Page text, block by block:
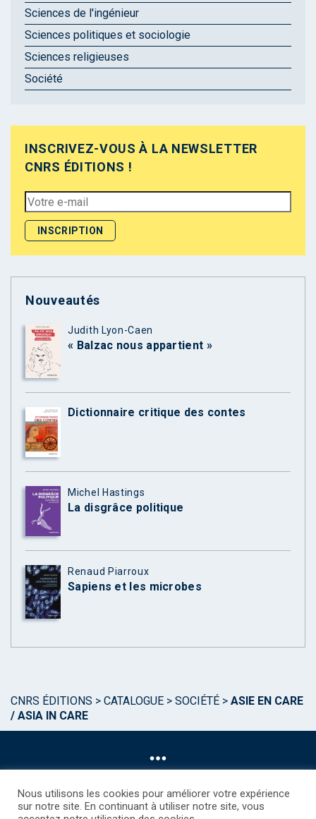
Sciences de l'ingénieur
Sciences politiques et sociologie
Sciences religieuses
Société
INSCRIVEZ-VOUS À LA NEWSLETTER
CNRS ÉDITIONS !
Nouveautés
Judith Lyon-Caen
« Balzac nous appartient »
Dictionnaire critique des contes
Michel Hastings
La disgrâce politique
Renaud Piarroux
Sapiens et les microbes
CNRS ÉDITIONS > CATALOGUE > SOCIÉTÉ > ASIE EN CARE
/ ASIA IN CARE
Nous utilisons les cookies pour améliorer votre expérience
sur notre site. En continuant à utiliser notre site, vous